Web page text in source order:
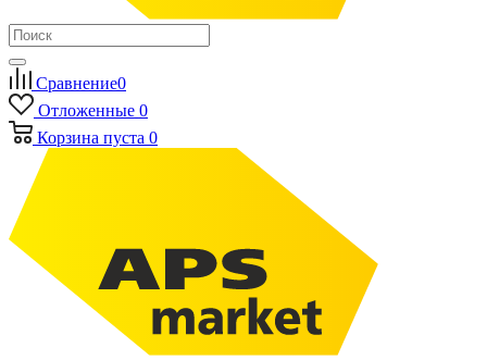
Сравнение0
Отложенные 0
Корзина пуста 0